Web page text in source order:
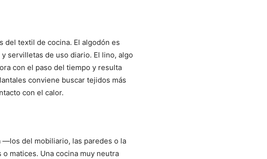
del textil de cocina. El algodón es
servilletas de uso diario. El lino, algo
con el paso del tiempo y resulta
conviene buscar tejidos más
con el calor.
—los del mobiliario, las paredes o la
matices. Una cocina muy neutra